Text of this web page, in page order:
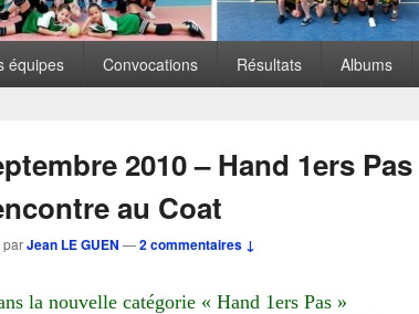
équipes Convocations Résultats Albums
2010 – Hand 1ers Pas
au Coat
parJean LE GUEN —2 commentaires ↓
la nouvelle catégorie « Hand 1ers Pas »